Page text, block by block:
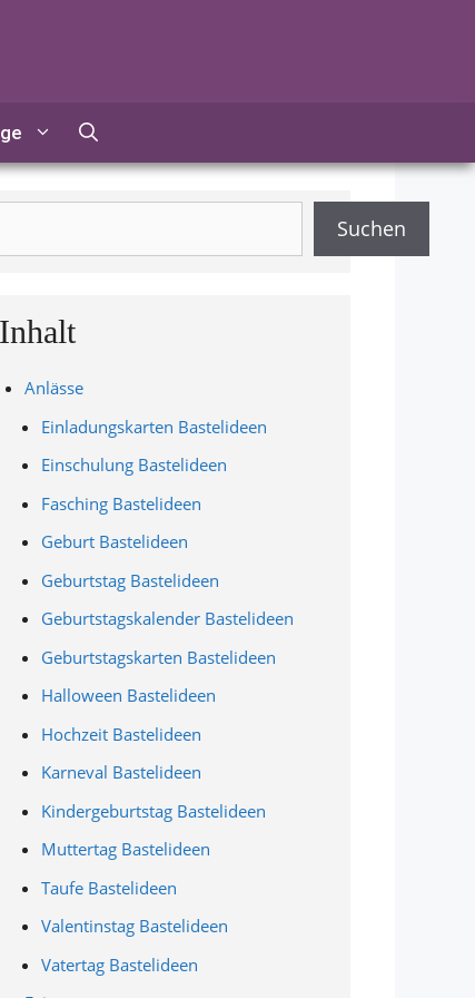
Suchen
Inhalt
Anlässe
Einladungskarten Bastelideen
Einschulung Bastelideen
Fasching Bastelideen
Geburt Bastelideen
Geburtstag Bastelideen
Geburtstagskalender Bastelideen
Geburtstagskarten Bastelideen
Halloween Bastelideen
Hochzeit Bastelideen
Karneval Bastelideen
Kindergeburtstag Bastelideen
Muttertag Bastelideen
Taufe Bastelideen
Valentinstag Bastelideen
Vatertag Bastelideen